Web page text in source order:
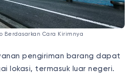
Berdasarkan Cara Kirimnya
pengiriman barang dapat
lokasi, termasuk luar negeri.